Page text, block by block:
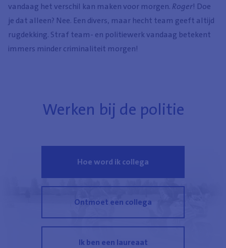
vandaag het verschil kan maken voor morgen. Roger! Doe
je dat alleen? Nee. Een divers, maar hecht team geeft altijd
rugdekking. Straf team- en politiewerk vandaag betekent
immers minder criminaliteit morgen!
Werken bij de politie
Hoe word ik collega
Ontmoet een collega
Ik ben een laureaat